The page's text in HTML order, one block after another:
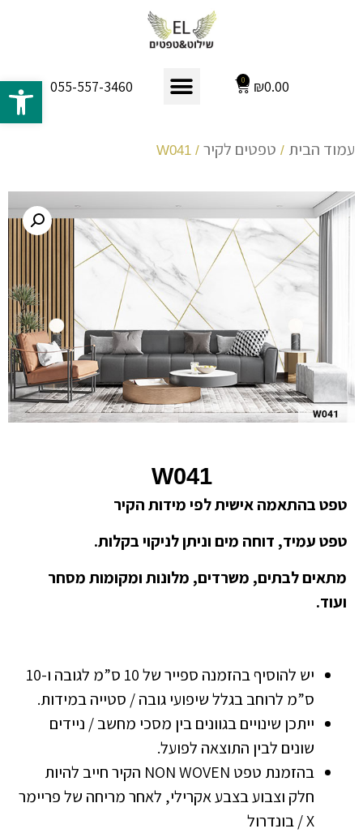
₪0.00
0
055-557-3460
עמוד הבית / טפטים לקיר / W041
W041
טפט בהתאמה אישית לפי מידות הקיר
טפט עמיד, דוחה מים וניתן לניקוי בקלות.
מתאים לבתים, משרדים, מלונות ומקומות מסחר
ועוד.
יש להוסיף בהזמנה ספייר של 10 ס”מ לגובה ו-10
ס”מ לרוחב בגלל שיפועי גובה / סטייה במידות.
ייתכן שינויים בגוונים בין מסכי מחשב / ניידים
שונים לבין התוצאה לפועל.
בהזמנת טפט NON WOVEN הקיר חייב להיות
חלק וצבוע בצבע אקרילי, לאחר מריחה של פריימר
X / בונדרול